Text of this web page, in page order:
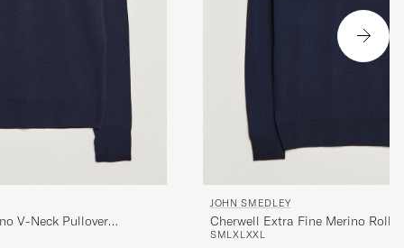
V-Neck Pullover
JOHN SMEDLEY
Cherwell Extra Fine Merino
SMLXL XXL